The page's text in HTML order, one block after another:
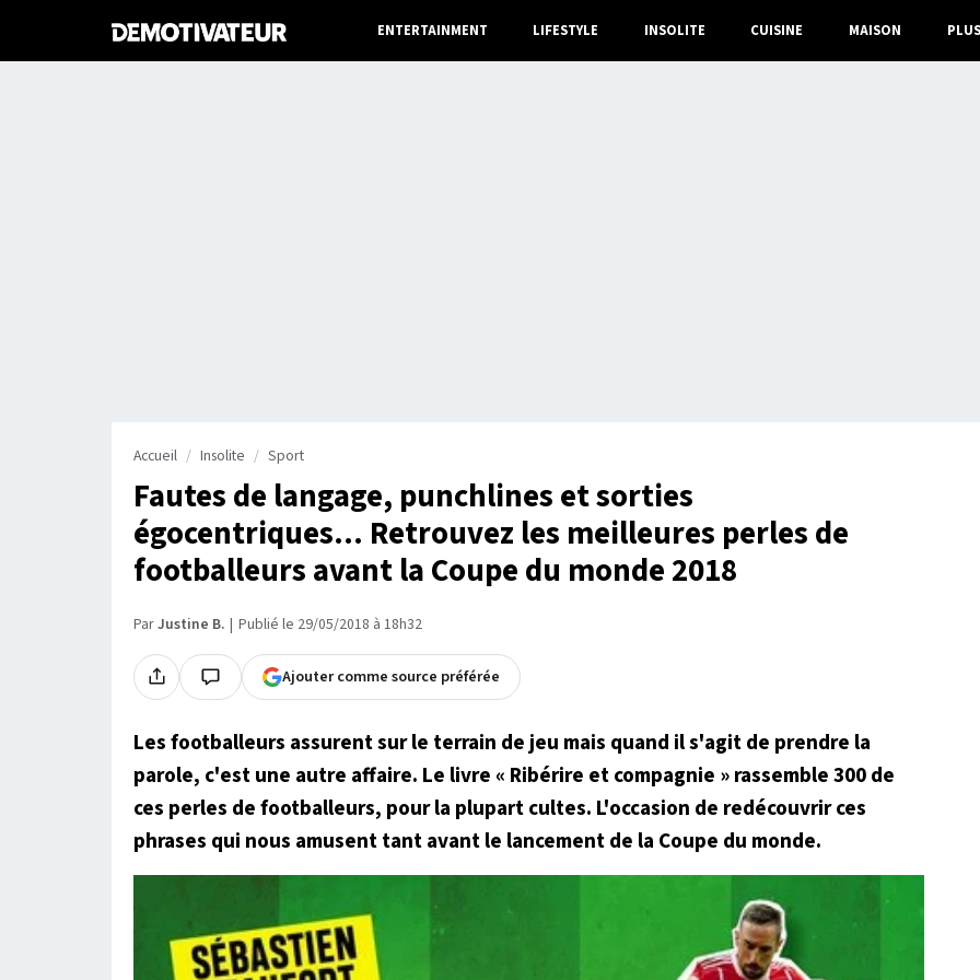
ENTERTAINMENT LIFESTYLE INSOLITE CUISINE MAISON PLUS
Accueil Insolite Sport
Fautes de langage, punchlines et sorties
égocentriques... Retrouvez les meilleures perles de
footballeurs avant la Coupe du monde 2018
ParJustine B. Publié le 29/05/2018 à 18h32
Ajouter comme source préférée
Les footballeurs assurent sur le terrain de jeu mais quand il s'agit de prendre la
parole, c'est une autre affaire. Le livre « Ribérire et compagnie » rassemble 300 de
ces perles de footballeurs, pour la plupart cultes. L'occasion de redécouvrir ces
phrases qui nous amusent tant avant le lancement de la Coupe du monde.